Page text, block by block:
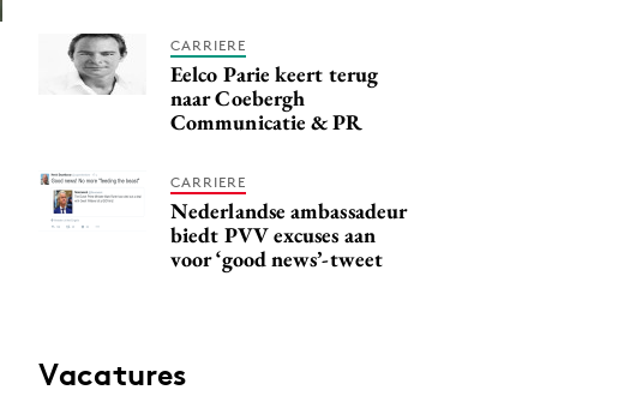
CARRIERE
Eelco Parie keert terug
naar Coebergh
Communicatie & PR
CARRIERE
Nederlandse ambassadeur
biedt PVV excuses aan
voor ‘good news’-tweet
Vacatures